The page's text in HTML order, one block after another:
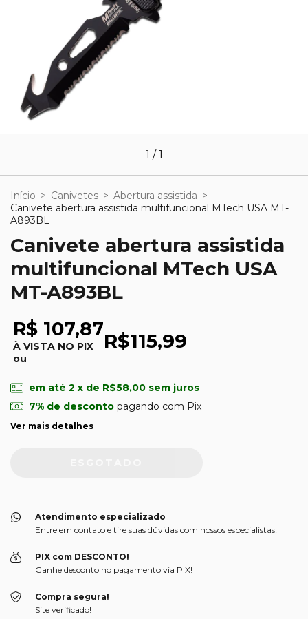
1 /1
Início > Canivetes > Abertura assistida >
Canivete abertura assistida multifuncional MTech USA MT-
A893BL
Canivete abertura assistida
multifuncional MTech USA
MT-A893BL
R$ 107,87
À VISTA NO PIX
ou
R$115,99
em até 2 x de R$58,00 sem juros
7% de descontopagando com Pix
Ver mais detalhes
Atendimento especializado
Entre em contato e tire suas dúvidas com nossos especialistas!
PIX com DESCONTO!
Ganhe desconto no pagamento via PIX!
Compra segura!
Site verificado!